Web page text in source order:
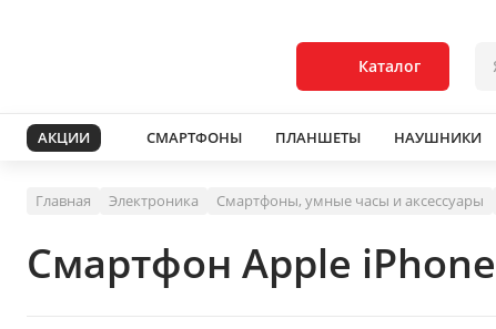
Каталог
АКЦИИ СМАРТФОНЫ ПЛАНШЕТЫ НАУШНИКИ
Главная Электроника Смартфоны, умные часы и аксессуары
Смартфон Apple